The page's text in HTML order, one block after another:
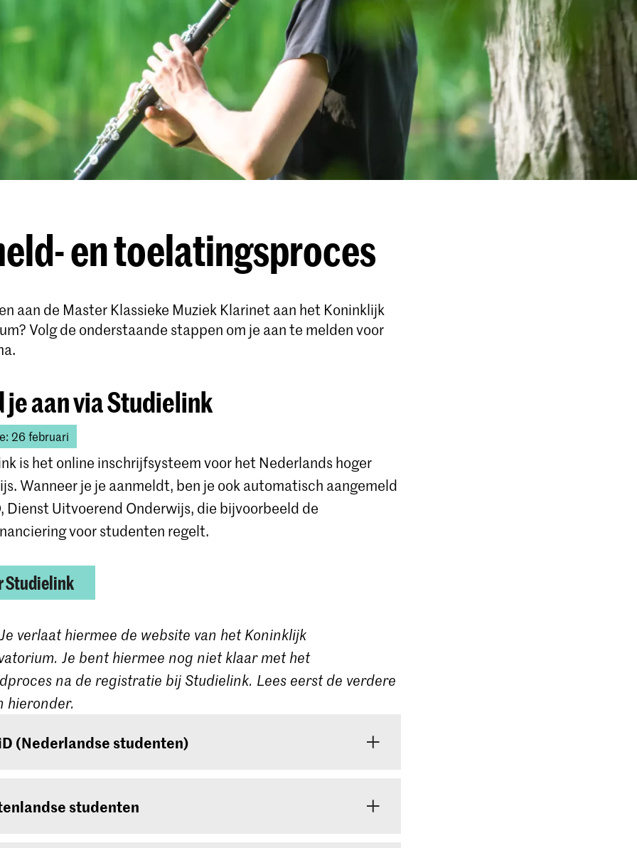
en toelatingsproces
aan de Master Klassieke Muziek Klarinet aan het Koninklijk
Volg de onderstaande stappen om je aan te melden voor
je aan via Studielink
26 februari
is het online inschrijfsysteem voor het Nederlands hoger
Wanneer je je aanmeldt, ben je ook automatisch aangemeld
Dienst Uitvoerend Onderwijs, die bijvoorbeeld de
voor studenten regelt.
Studielink
verlaat hiermee de website van het Koninklijk
Je bent hiermee nog niet klaar met het
na de registratie bij Studielink. Lees eerst de verdere
hieronder.
(Nederlandse studenten)
die nog niet, vraag deze dan aan bij
. Het kan
studenten